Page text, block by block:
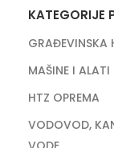
KATEGORIJE
GRAĐEVINSKA
MAŠINE I ALATI
HTZ OPREMA
VODOVOD,